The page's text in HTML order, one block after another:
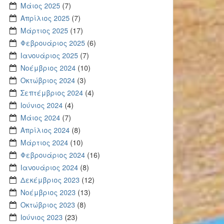
Μάιος 2025 (7)
Απρίλιος 2025 (7)
Μάρτιος 2025 (17)
Φεβρουάριος 2025 (6)
Ιανουάριος 2025 (7)
Νοέμβριος 2024 (10)
Οκτώβριος 2024 (3)
Σεπτέμβριος 2024 (4)
Ιούνιος 2024 (4)
Μάιος 2024 (7)
Απρίλιος 2024 (8)
Μάρτιος 2024 (10)
Φεβρουάριος 2024 (16)
Ιανουάριος 2024 (8)
Δεκέμβριος 2023 (12)
Νοέμβριος 2023 (13)
Οκτώβριος 2023 (8)
Ιούνιος 2023 (23)